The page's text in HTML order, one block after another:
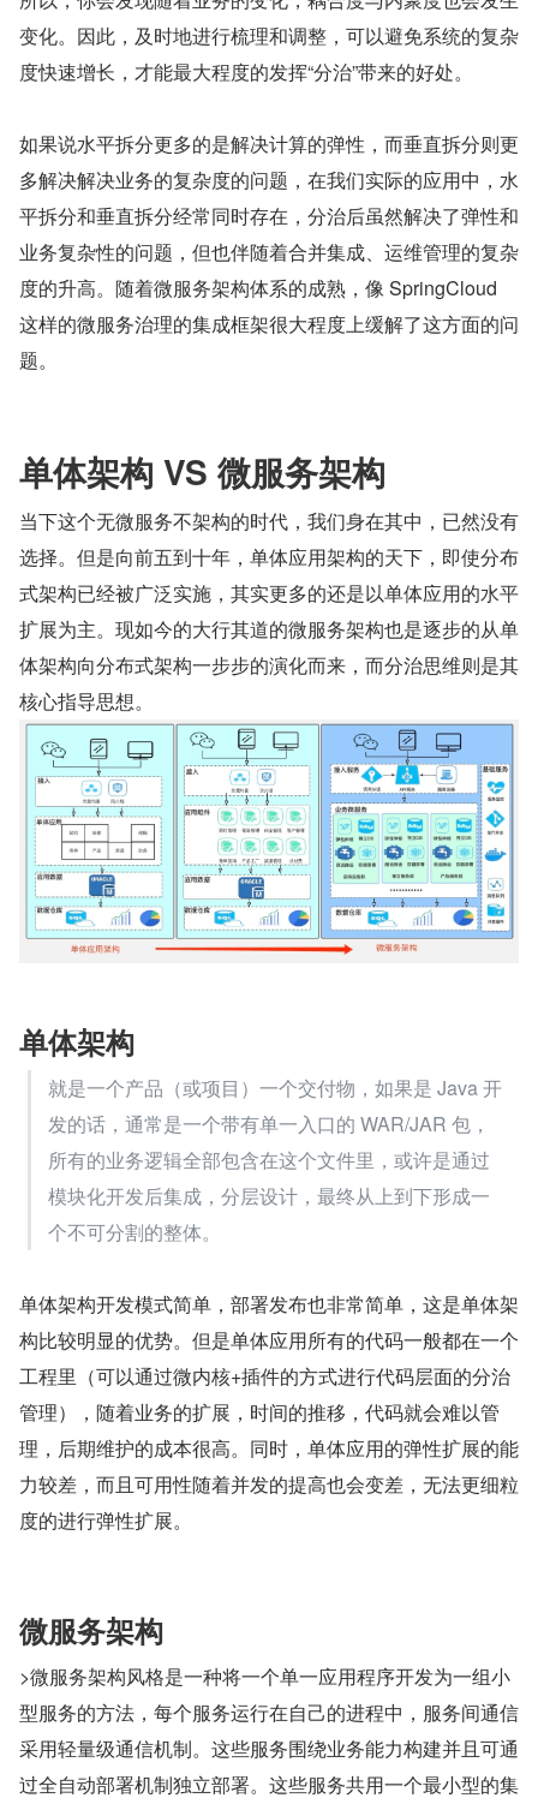
变化。因此，及时地进行梳理和调整，可以避免系统的复杂
度快速增长，才能最大程度的发挥“分治”带来的好处。
如果说水平拆分更多的是解决计算的弹性，而垂直拆分则更
多解决解决业务的复杂度的问题，在我们实际的应用中，水
平拆分和垂直拆分经常同时存在，分治后虽然解决了弹性和
业务复杂性的问题，但也伴随着合并集成、运维管理的复杂
度的升高。随着微服务架构体系的成熟，像 SpringCloud
这样的微服务治理的集成框架很大程度上缓解了这方面的问
题。
单体架构 VS 微服务架构
当下这个无微服务不架构的时代，我们身在其中，已然没有
选择。但是向前五到十年，单体应用架构的天下，即使分布
式架构已经被广泛实施，其实更多的还是以单体应用的水平
扩展为主。现如今的大行其道的微服务架构也是逐步的从单
体架构向分布式架构一步步的演化而来，而分治思维则是其
核心指导思想。
单体架构
就是一个产品（或项目）一个交付物，如果是 Java 开
发的话，通常是一个带有单一入口的 WAR/JAR 包，
所有的业务逻辑全部包含在这个文件里，或许是通过
模块化开发后集成，分层设计，最终从上到下形成一
个不可分割的整体。
单体架构开发模式简单，部署发布也非常简单，这是单体架
构比较明显的优势。但是单体应用所有的代码一般都在一个
工程里（可以通过微内核+插件的方式进行代码层面的分治
管理），随着业务的扩展，时间的推移，代码就会难以管
理，后期维护的成本很高。同时，单体应用的弹性扩展的能
力较差，而且可用性随着并发的提高也会变差，无法更细粒
度的进行弹性扩展。
微服务架构
>微服务架构风格是一种将一个单一应用程序开发为一组小
型服务的方法，每个服务运行在自己的进程中，服务间通信
采用轻量级通信机制。这些服务围绕业务能力构建并且可通
过全自动部署机制独立部署。这些服务共用一个最小型的集